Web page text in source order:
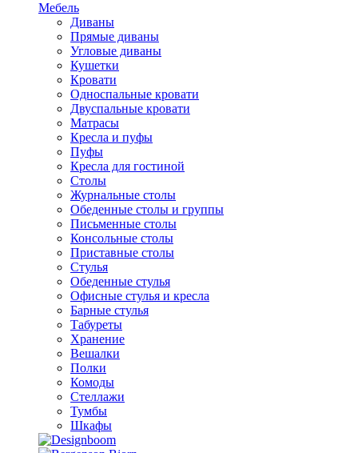
Мебель
Диваны
Прямые диваны
Угловые диваны
Кушетки
Кровати
Односпальные кровати
Двуспальные кровати
Матрасы
Кресла и пуфы
Пуфы
Кресла для гостиной
Столы
Журнальные столы
Обеденные столы и группы
Письменные столы
Консольные столы
Приставные столы
Стулья
Обеденные стулья
Офисные стулья и кресла
Барные стулья
Табуреты
Хранение
Вешалки
Полки
Комоды
Стеллажи
Тумбы
Шкафы